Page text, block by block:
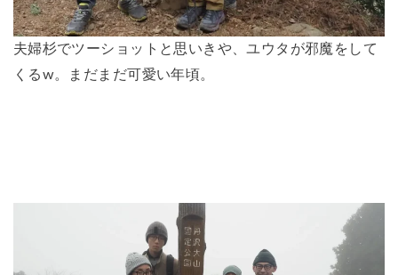
夫婦杉でツーショットと思いきや、ユウタが邪魔をして
くるw。まだまだ可愛い年頃。